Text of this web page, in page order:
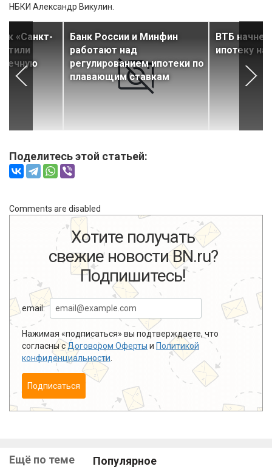
НБКИ Александр Викулин.
«Санкт-
Банк России и Минфин
работают над
регулированием ипотеки по
плавающим ставкам
ВТБ
ипотеку
Поделитесь этой статьей:
Comments are disabled
Хотите получать
свежие новости BN.ru?
Подпишитесь!
email:
Нажимая «подписаться» вы подтверждаете, что
согласны сДоговором Оферты и Политикой
конфиденциальности
Подписаться
Ещё по теме Популярное